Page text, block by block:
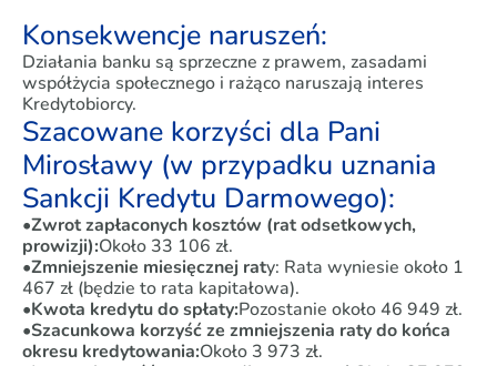
Konsekwencje naruszeń:
Działania banku są sprzeczne z prawem, zasadami
współżycia społecznego i rażąco naruszają interes
Kredytobiorcy.
Szacowane korzyści dla Pani
Mirosławy (w przypadku uznania
Sankcji Kredytu Darmowego):
•Zwrot zapłaconych kosztów (rat odsetkowych,
prowizji):Około 33 106 zł.
•Zmniejszenie miesięcznej raty: Rata wyniesie około 1
467 zł (będzie to rata kapitałowa).
•Kwota kredytu do spłaty:Pozostanie około 46 949 zł.
•Szacunkowa korzyść ze zmniejszenia raty do końca
okresu kredytowania:Około 3 973 zł.